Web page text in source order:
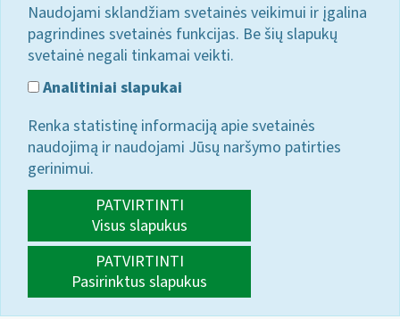
Naudojami sklandžiam svetainės veikimui ir įgalina
pagrindines svetainės funkcijas. Be šių slapukų
svetainė negali tinkamai veikti.
Analitiniai slapukai
Renka statistinę informaciją apie svetainės
naudojimą ir naudojami Jūsų naršymo patirties
gerinimui.
PATVIRTINTI
Visus slapukus
PATVIRTINTI
Pasirinktus slapukus